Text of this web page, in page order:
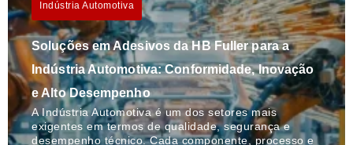
Indústria Automotiva
Soluções em Adesivos da HB Fuller para a
Indústria Automotiva: Conformidade, Inovação
e Alto Desempenho
A Indústria Automotiva é um dos setores mais
exigentes em termos de qualidade, segurança e
desempenho técnico. Cada componente, processo e